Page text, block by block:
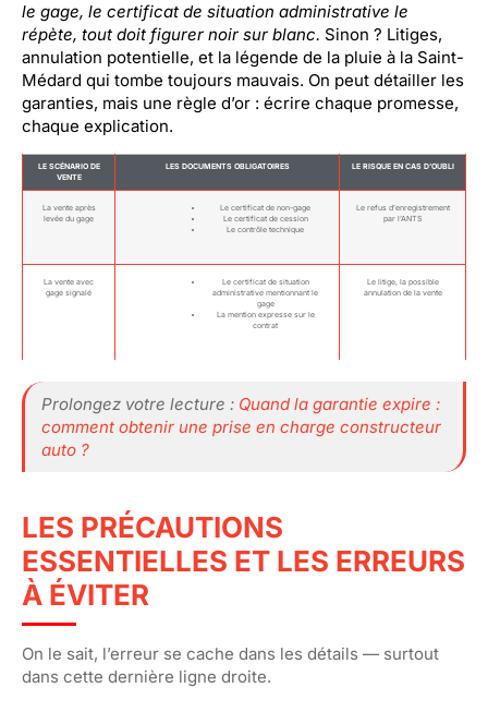
le gage, le certificat de situation administrative le
répète, tout doit figurer noir sur blanc. Sinon ? Litiges,
annulation potentielle, et la légende de la pluie à la Saint-
Médard qui tombe toujours mauvais. On peut détailler les
garanties, mais une règle d’or : écrire chaque promesse,
chaque explication.
LE SCÉNARIO DE
VENTE
LES DOCUMENTS OBLIGATOIRES LE RISQUE EN CAS D’OUBLI
La vente après
levée du gage
Le certificat de non-gage
Le certificat de cession
Le contrôle technique
Le refus d’enregistrement
par l’ANTS
La vente avec
gage signalé
Le certificat de situation
administrative mentionnant le
gage
La mention expresse sur le
contrat
Le litige, la possible
annulation de la vente
Prolongez votre lecture : Quand la garantie expire :
comment obtenir une prise en charge constructeur
auto ?
LES PRÉCAUTIONS
ESSENTIELLES ET LES ERREURS
À ÉVITER
On le sait, l’erreur se cache dans les détails — surtout
dans cette dernière ligne droite.